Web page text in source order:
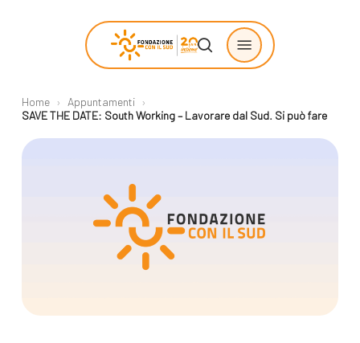
content
search
Menu
Home › Appuntamenti ›
SAVE THE DATE: South Working – Lavorare dal Sud. Si può fare
Chi siamo
La nostra missione
Il nostro modello
Con i bambini
Progetti
cambiamento
un progetto